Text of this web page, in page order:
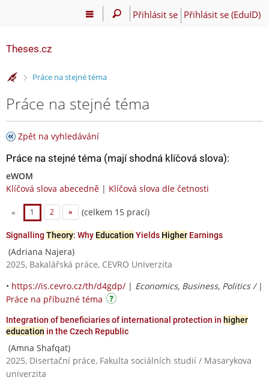
Přihlásit se Přihlásit se (EduID)
Theses.cz
>Práce na stejné téma
Práce na stejné téma
Zpět na vyhledávání
Práce na stejné téma (mají shodná klíčová slova):
eWOM
Klíčová slova abecedně | Klíčová slova dle četnosti
« 1 2 » (celkem 15 prací)
Signalling Theory: Why Education Yields Higher Earnings
(Adriana Najera)
2025, Bakalářská práce, CEVRO Univerzita
• https://is.cevro.cz/th/d4gdp/ | Economics, Business, Politics / |
Práce na příbuzné téma
Integration of beneficiaries of international protection in higher
education in the Czech Republic
(Amna Shafqat)
2025, Disertační práce, Fakulta sociálních studií / Masarykova
univerzita